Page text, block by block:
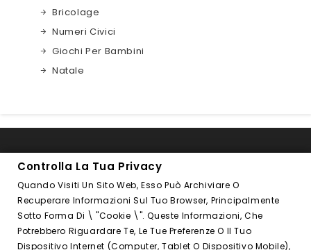
Bricolage
Numeri Civici
Giochi Per Bambini
Natale
INFORMAZIONI NEGOZIO
FOLLOW US
PRODOTTI
Controlla La Tua Privacy
Quando Visiti Un Sito Web, Esso Può Archiviare O
Recuperare Informazioni Sul Tuo Browser, Principalmente
Sotto Forma Di \ "cookie \". Queste Informazioni, Che
Potrebbero Riguardare Te, Le Tue Preferenze O Il Tuo
Dispositivo Internet (computer, Tablet O Dispositivo Mobile),